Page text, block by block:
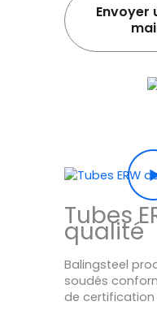
Envoyer
Tubes
qualité
Balingsteel
soudés
de certification